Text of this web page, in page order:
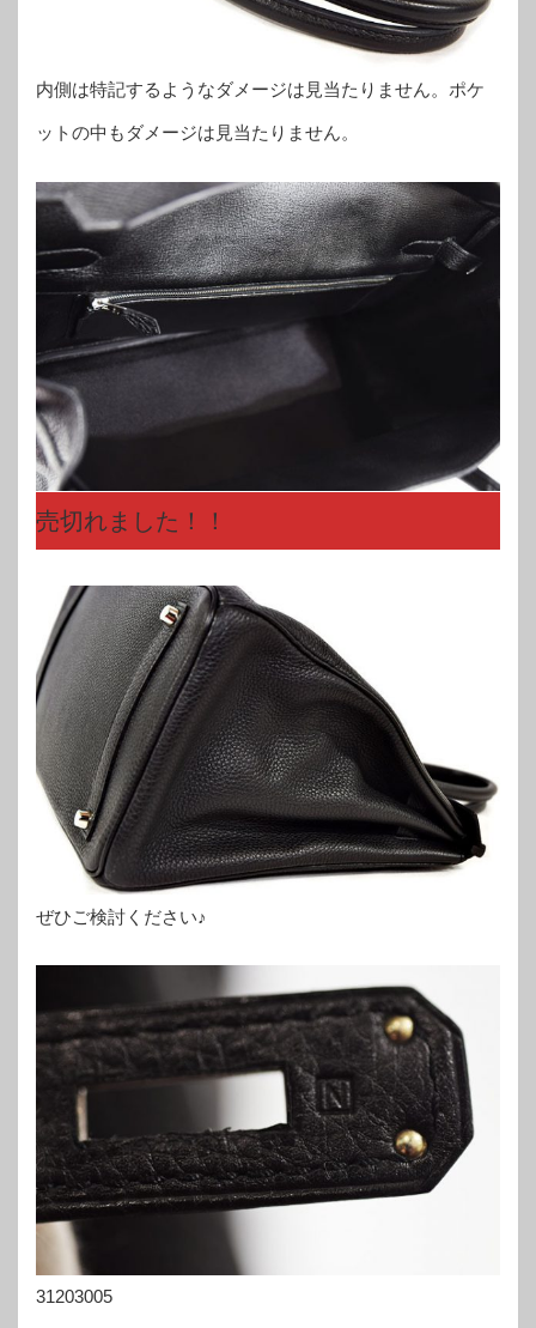
内側は特記するようなダメージは見当たりません。ポケ
ットの中もダメージは見当たりません。
売切れました！！
ぜひご検討ください♪
31203005